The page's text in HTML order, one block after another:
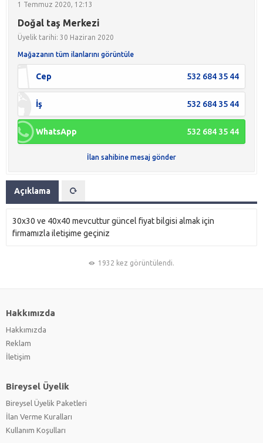
1 Temmuz 2020, 12:13
Doğal taş Merkezi
Üyelik tarihi: 30 Haziran 2020
Mağazanın tüm ilanlarını görüntüle
Cep 532 684 35 44
İş 532 684 35 44
WhatsApp 532 684 35 44
İlan sahibine mesaj gönder
Açıklama
30x30 ve 40x40 mevcuttur güncel fiyat bilgisi almak için
firmamızla iletişime geçiniz
1932 kez görüntülendi.
Hakkımızda
Hakkımızda
Reklam
İletişim
Bireysel Üyelik
Bireysel Üyelik Paketleri
İlan Verme Kuralları
Kullanım Koşulları